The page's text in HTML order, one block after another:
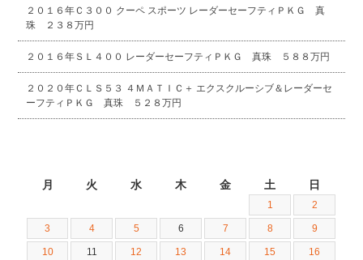
２０１６年Ｃ３００ クーペ スポーツ レーダーセーフティＰＫＧ 真
珠 ２３８万円
２０１６年ＳＬ４００ レーダーセーフティＰＫＧ 真珠 ５８８万円
２０２０年ＣＬＳ５３ ４ＭＡＴＩＣ＋ エクスクルーシブ＆レーダーセ
ーフティＰＫＧ 真珠 ５２８万円
月 火 水 木 金 土 日
1 2
3 4 5 6 7 8 9
10 11 12 13 14 15 16